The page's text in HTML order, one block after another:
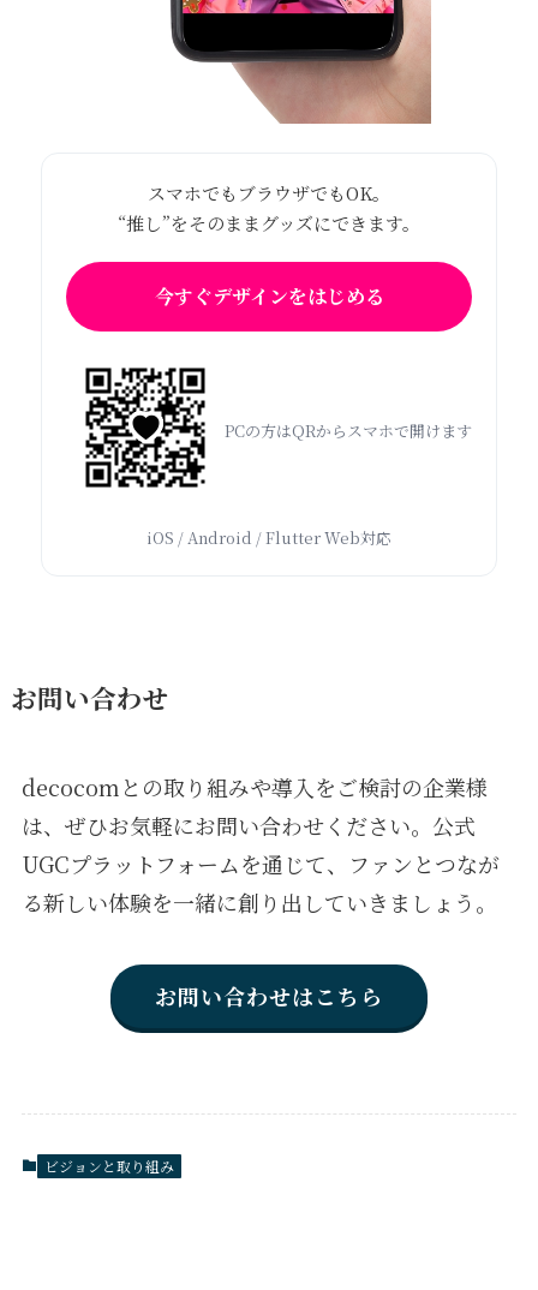
スマホでもブラウザでもOK。
“推し”をそのままグッズにできます。
今すぐデザインをはじめる
PCの方はQRからスマホで開けます
iOS / Android / Flutter Web対応
お問い合わせ
decocomとの取り組みや導入をご検討の企業様
は、ぜひお気軽にお問い合わせください。公式
UGCプラットフォームを通じて、ファンとつなが
る新しい体験を一緒に創り出していきましょう。
お問い合わせはこちら
ビジョンと取り組み